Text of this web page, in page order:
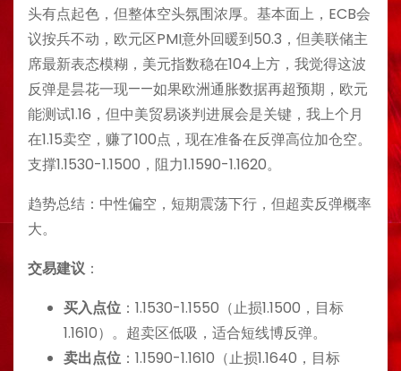
头有点起色，但整体空头氛围浓厚。基本面上，ECB会
议按兵不动，欧元区PMI意外回暖到50.3，但美联储主
席最新表态模糊，美元指数稳在104上方，我觉得这波
反弹是昙花一现——如果欧洲通胀数据再超预期，欧元
能测试1.16，但中美贸易谈判进展会是关键，我上个月
在1.15卖空，赚了100点，现在准备在反弹高位加仓空。
支撑1.1530-1.1500，阻力1.1590-1.1620。
趋势总结：中性偏空，短期震荡下行，但超卖反弹概率
大。
交易建议：
买入点位 ：1.1530-1.1550（止损1.1500，目标
1.1610）。超卖区低吸，适合短线博反弹。
卖出点位 ：1.1590-1.1610（止损1.1640，目标